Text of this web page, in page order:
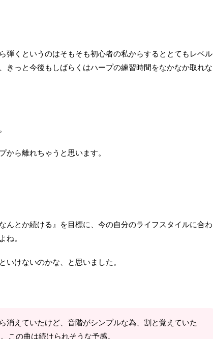
弾くというのはそもそも初心者の私からするととてもレベル
きっと今後もしばらくはハープの練習時間をなかなか取れな
ら離れちゃうと思います。
んとか続ける』を目標に、今の自分のライフスタイルに合わ
ね。
けないのかな、と思いました。
消えていたけど、音階がシンプルな為、割と覚えていた
この曲は続けられそうな予感。